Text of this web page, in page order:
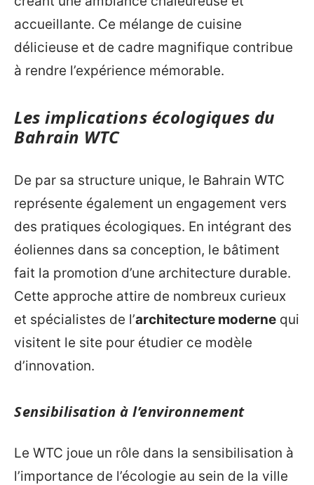
accueillante. Ce mélange de cuisine
délicieuse et de cadre magnifique contribue
à rendre l’expérience mémorable.
Les implications écologiques du
Bahrain WTC
De par sa structure unique, le Bahrain WTC
représente également un engagement vers
des pratiques écologiques. En intégrant des
éoliennes dans sa conception, le bâtiment
fait la promotion d’une architecture durable.
Cette approche attire de nombreux curieux
et spécialistes de l’architecture moderne qui
visitent le site pour étudier ce modèle
d’innovation.
Sensibilisation à l’environnement
Le WTC joue un rôle dans la sensibilisation à
l’importance de l’écologie au sein de la ville